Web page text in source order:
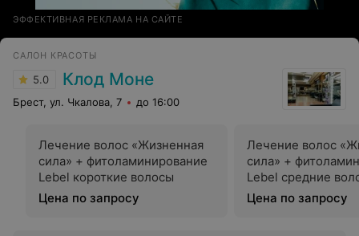
ЭФФЕКТИВНАЯ РЕКЛАМА НА САЙТЕ
САЛОН КРАСОТЫ
5.0 Клод Моне
Брест, ул. Чкалова, 7 до 16:00
Лечение волос «Жизненная
сила» + фитоламинирование
Lebel короткие волосы
Цена по запросу
Лечение волос
сила» +
Lebel средние
Цена по запросу